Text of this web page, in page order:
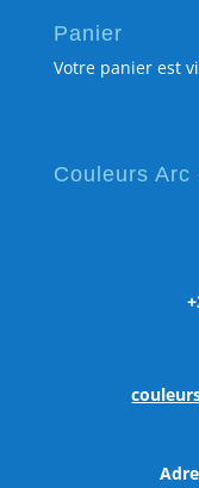
Panier
Votre panier est
Couleurs Arc